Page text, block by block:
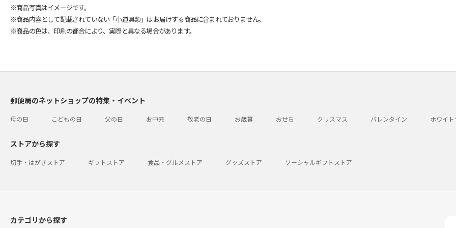
※商品写真はイメージです。
※商品内容として記載されていない「小道具類」はお届けする商品に含まれておりません。
※商品の色は、印刷の都合により、実際と異なる場合があります。
郵便局のネットショップの特集・イベント
母の日 こどもの日 父の日 お中元 敬老の日 お歳暮 おせち クリスマス バレンタイン ホワイ
ストアから探す
切手・はがきストア ギフトストア 食品・グルメストア グッズストア ソーシャルギフトストア
カテゴリから探す